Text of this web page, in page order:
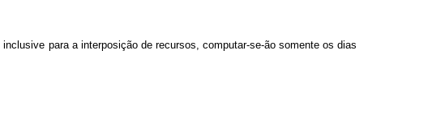
para a interposição de recursos, computar-se-ão somente os dias